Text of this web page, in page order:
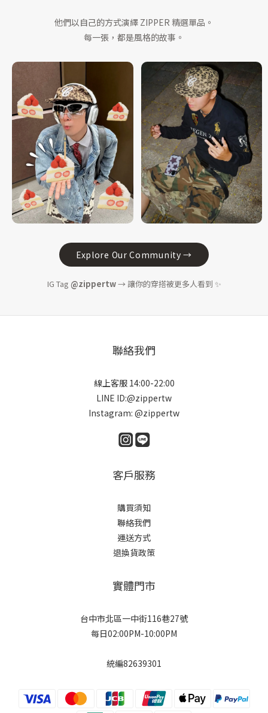
他們以自己的方式演繹 ZIPPER 精選單品。
每一張，都是風格的故事。
Explore Our Community →
IG Tag @zippertw→ 讓你的穿搭被更多人看到 ✨
聯絡我們
線上客服 14:00-22:00
LINE ID:@zippertw
Instagram: @zippertw
客戶服務
購買須知
聯絡我們
運送方式
退換貨政策
實體門市
台中市北區一中街116巷27號
每日02:00PM-10:00PM
統編82639301